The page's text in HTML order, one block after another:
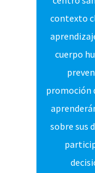
contexto
cuerpo
promoción
sobre sus